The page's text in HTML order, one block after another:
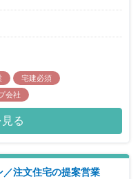
宅建必須
会社
る
／注文住宅の提案営業